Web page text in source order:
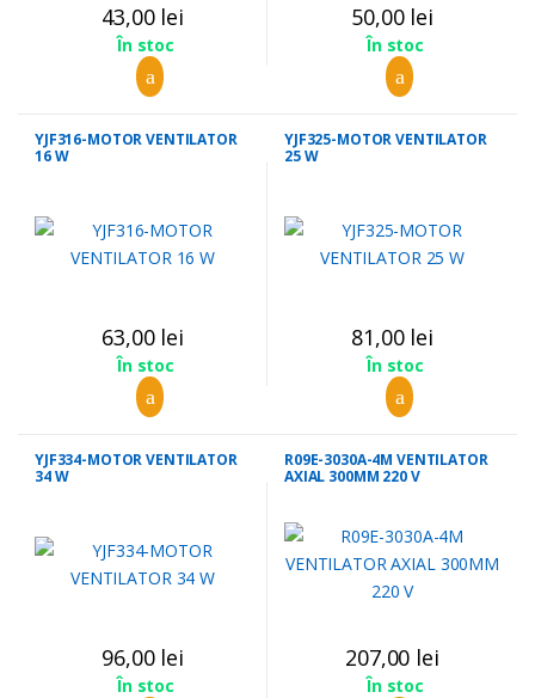
43,00 lei
În stoc
50,00 lei
În stoc
YJF316-MOTOR VENTILATOR
16 W
63,00 lei
În stoc
YJF325-MOTOR VENTILATOR
25 W
81,00 lei
În stoc
YJF334-MOTOR VENTILATOR
34 W
96,00 lei
În stoc
R09E-3030A-4M VENTILATOR
AXIAL 300MM 220 V
207,00 lei
În stoc